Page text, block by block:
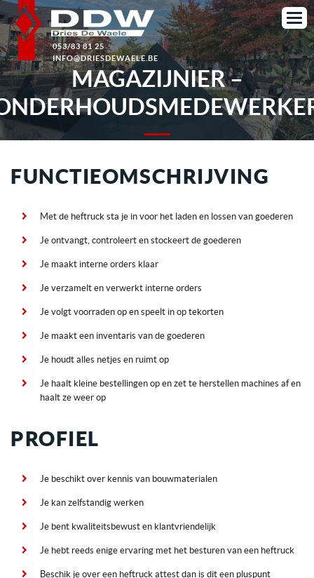
053/83 81 25
INFO@DRIESDEWAELE.BE
MAGAZIJNIER –
FUNCTIEOMSCHRIJVING
Met de heftruck sta je in voor het laden en lossen van goederen
Je ontvangt, controleert en stockeert de goederen
Je maakt interne orders klaar
Je verzamelt en verwerkt interne orders
Je volgt voorraden op en speelt in op tekorten
Je maakt een inventaris van de goederen
Je houdt alles netjes en ruimt op
Je haalt kleine bestellingen op en zet te herstellen machines af en
haalt ze weer op
PROFIEL
Je beschikt over kennis van bouwmaterialen
Je kan zelfstandig werken
Je bent kwaliteitsbewust en klantvriendelijk
Je hebt reeds enige ervaring met het besturen van een heftruck
Beschik je over een heftruck attest dan is dit een pluspunt